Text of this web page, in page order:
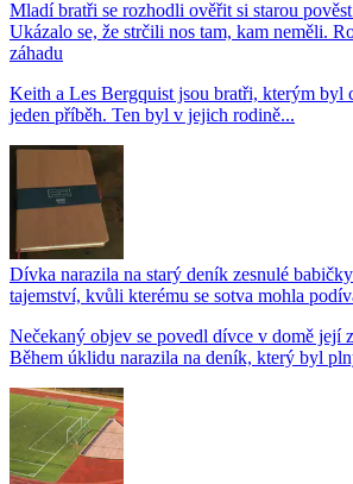
Mladí bratři se rozhodli ověřit si starou
Ukázalo se, že strčili nos tam, kam neměli.
záhadu
Keith a Les Bergquist jsou bratři, kterým byl
jeden příběh. Ten byl v jejich rodině...
Dívka narazila na starý deník zesnulé
tajemství, kvůli kterému se sotva mohla
Nečekaný objev se povedl dívce v domě její
Během úklidu narazila na deník, který byl